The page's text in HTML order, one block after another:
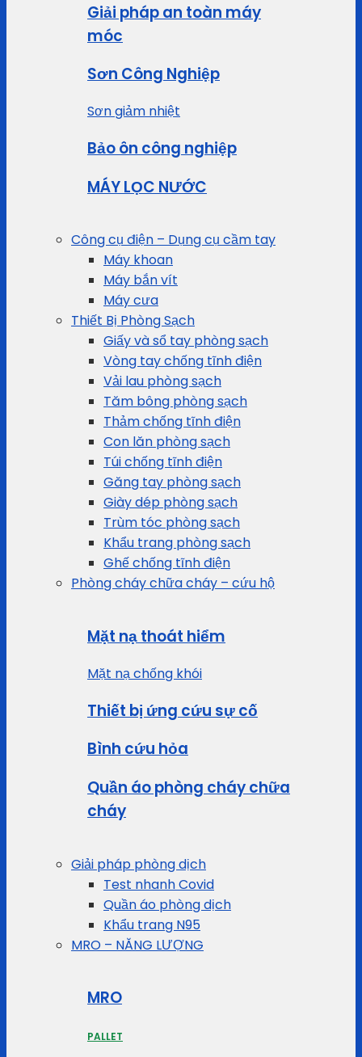
Giải pháp an toàn máy
móc
Sơn Công Nghiệp
Sơn giảm nhiệt
Bảo ôn công nghiệp
MÁY LỌC NƯỚC
Công cụ điện – Dụng cụ cầm tay
Máy khoan
Máy bắn vít
Máy cưa
Thiết Bị Phòng Sạch
Giấy và sổ tay phòng sạch
Vòng tay chống tĩnh điện
Vải lau phòng sạch
Tăm bông phòng sạch
Thảm chống tĩnh điện
Con lăn phòng sạch
Túi chống tĩnh điện
Găng tay phòng sạch
Giày dép phòng sạch
Trùm tóc phòng sạch
Khẩu trang phòng sạch
Ghế chống tĩnh điện
Phòng cháy chữa cháy – cứu hộ
Mặt nạ thoát hiểm
Mặt nạ chống khói
Thiết bị ứng cứu sự cố
Bình cứu hỏa
Quần áo phòng cháy chữa
cháy
Giải pháp phòng dịch
Test nhanh Covid
Quần áo phòng dịch
Khẩu trang N95
MRO – NĂNG LƯỢNG
MRO
PALLET